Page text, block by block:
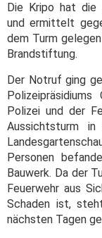
Die Kripo hat die
und ermittelt
dem Turm
Brandstiftung.
Der Notruf ging
Polizei und der
Aussichtsturm
Personen
Bauwerk. Da der
Feuerwehr aus
Schaden ist,
nächsten Tagen